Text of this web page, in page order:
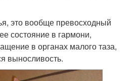
это вообще превосходный
состояние в гармони,
в органах малого таза,
выносливость.